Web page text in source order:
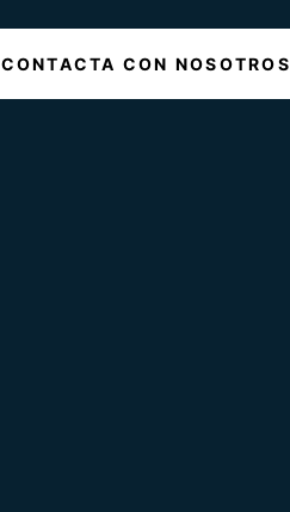
CONTACTA CON NOSOTROS